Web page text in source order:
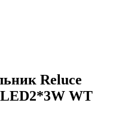
Reluce
WT